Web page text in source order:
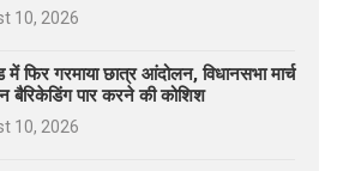
10, 2026
फिर गरमाया छात्र आंदोलन, विधानसभा मार्च
बैरिकेडिंग पार करने की कोशिश
10, 2026